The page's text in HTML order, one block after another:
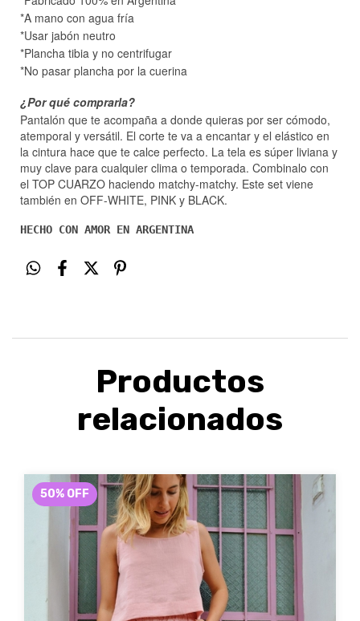
*A mano con agua fría
*Usar jabón neutro
*Plancha tibia y no centrifugar
*No pasar plancha por la cuerina
¿Por qué comprarla?
Pantalón que te acompaña a donde quieras por ser cómodo,
atemporal y versátil. El corte te va a encantar y el elástico en
la cintura hace que te calce perfecto. La tela es súper liviana y
muy clave para cualquier clima o temporada. Combinalo con
el TOP CUARZO haciendo matchy-matchy. Este set viene
también en OFF-WHITE, PINK y BLACK.
HECHO CON AMOR EN ARGENTINA
Productos
relacionados
50% OFF